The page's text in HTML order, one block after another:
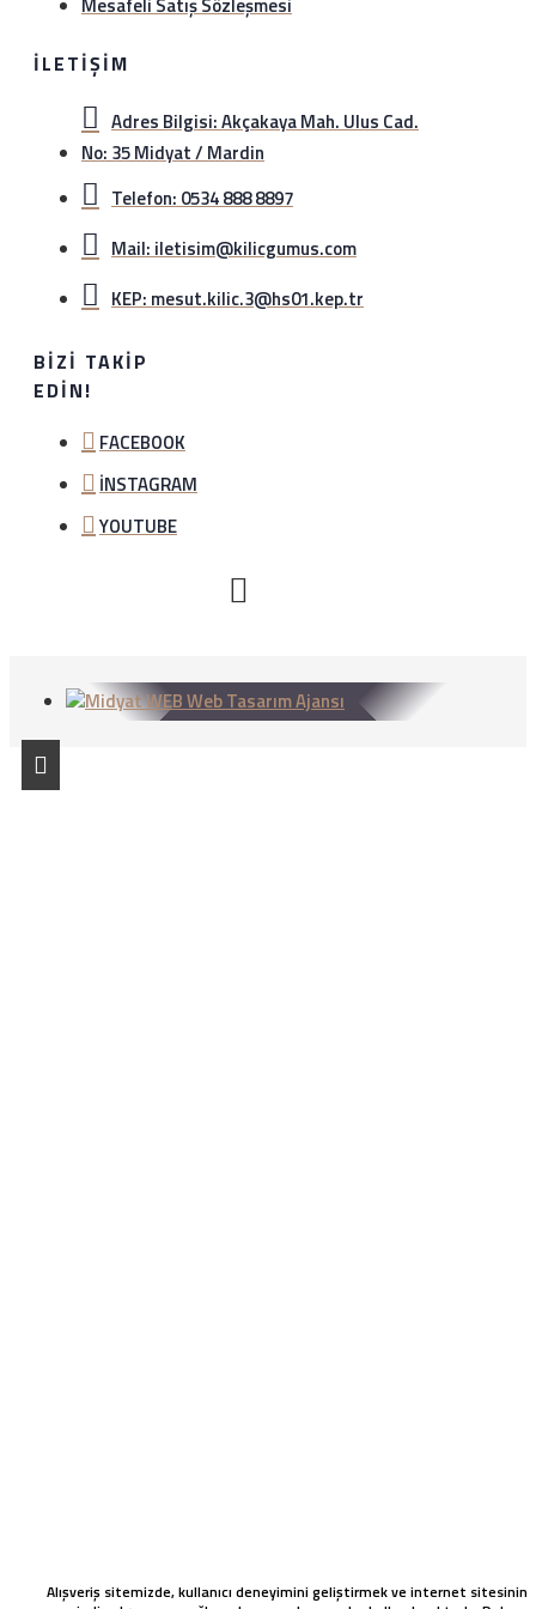
Mesafeli Satış Sözleşmesi
İLETIŞIM
Adres Bilgisi: Akçakaya Mah. Ulus Cad.
No: 35 Midyat / Mardin
Telefon: 0534 888 8897
Mail: iletisim@kilicgumus.com
KEP: mesut.kilic.3@hs01.kep.tr
BIZI TAKIP
EDIN!
FACEBOOK
İNSTAGRAM
YOUTUBE
Alışveriş sitemizde, kullanıcı deneyimini geliştirmek ve internet sitesinin